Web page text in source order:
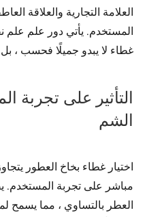
العلامة التجارية والعلاقة
المستخدم. يأتي دور علم علم
غطاء لا يبدو جميلًا فحسب ،
التأثير على تجربة
الشم
اختيار غطاء بخاخ العطور
مباشر على تجربة المستخدم.
العطر بالتساوي ، مما يسمح